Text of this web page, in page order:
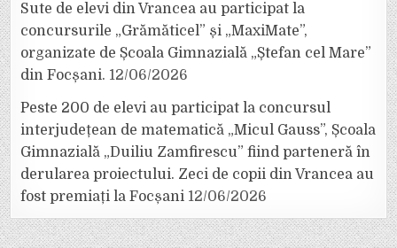
Sute de elevi din Vrancea au participat la
concursurile „Grămăticel” și „MaxiMate”,
organizate de Școala Gimnazială „Ștefan cel Mare”
din Focșani. 12/06/2026
Peste 200 de elevi au participat la concursul
interjudețean de matematică „Micul Gauss”, Școala
Gimnazială „Duiliu Zamfirescu” fiind parteneră în
derularea proiectului. Zeci de copii din Vrancea au
fost premiați la Focșani 12/06/2026